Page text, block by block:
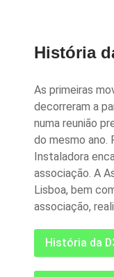
História
As primeiras
decorreram a
numa reunião
do mesmo ano.
Instaladora
associação. A
Lisboa, bem
associação,
História da